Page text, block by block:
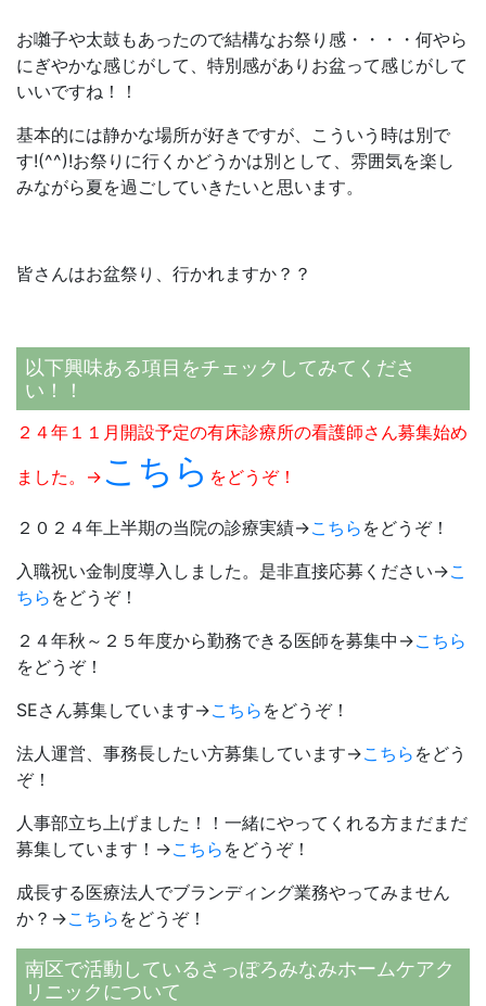
お囃子や太鼓もあったので結構なお祭り感・・・・何やら
にぎやかな感じがして、特別感がありお盆って感じがして
いいですね！！
基本的には静かな場所が好きですが、こういう時は別で
す!(^^)!お祭りに行くかどうかは別として、雰囲気を楽し
みながら夏を過ごしていきたいと思います。
皆さんはお盆祭り、行かれますか？？
以下興味ある項目をチェックしてみてくださ
い！！
２４年１１月開設予定の有床診療所の看護師さん募集始め
ました。→ こちら をどうぞ！
２０２４年上半期の当院の診療実績→こちら をどうぞ！
入職祝い金制度導入しました。是非直接応募ください→こ
ちら をどうぞ！
２４年秋～２５年度から勤務できる医師を募集中→こちら
をどうぞ！
SEさん募集しています→こちら をどうぞ！
法人運営、事務長したい方募集しています→こちら をどう
ぞ！
人事部立ち上げました！！一緒にやってくれる方まだまだ
募集しています！→こちら をどうぞ！
成長する医療法人でブランディング業務やってみません
か？→こちら をどうぞ！
南区で活動しているさっぽろみなみホームケアク
リニックについて